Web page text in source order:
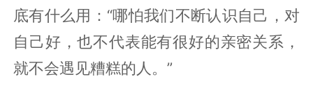
底有什么用：“哪怕我们不断认识自己，对
自己好，也不代表能有很好的亲密关系，
就不会遇见糟糕的人。”